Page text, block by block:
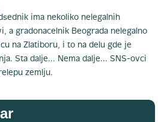
ima nekoliko nelegalnih
a gradonacelnik Beograda nelegalno
na Zlatiboru, i to na delu gde je
Sta dalje... Nema dalje... SNS-ovci
zemlju.